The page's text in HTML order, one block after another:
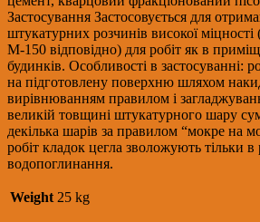
Застосування Застосовується для
штукатурних розчинів високої
М-150 відповідно) для робіт як в
будинків. Особливості в застосуванні:
на підготовлену поверхню шляхом
вирівнюванням правилом і
великій товщині штукатурного шару
декілька шарів за правилом “мокре на
робіт кладок цегла зволожують тільки в
водопоглинання.
Weight 25 kg